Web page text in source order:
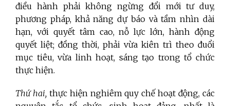
điều hành phải không ngừng đổi mới tư duy,
phương pháp, khả năng dự báo và tầm nhìn dài
hạn, với quyết tâm cao, nỗ lực lớn, hành động
quyết liệt; đồng thời, phải vừa kiên trì theo đuổi
mục tiêu, vừa linh hoạt, sáng tạo trong tổ chức
thực hiện.
Thứ hai, thực hiện nghiêm quy chế hoạt động, các